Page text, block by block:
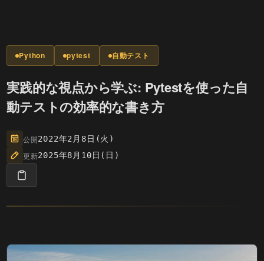
Python pytest 自動テスト
実践的な視点から学ぶ: Pytestを使った自
動テストの効率的な書き方
公開2022年2月8日(火)
更新2025年8月10日(日)